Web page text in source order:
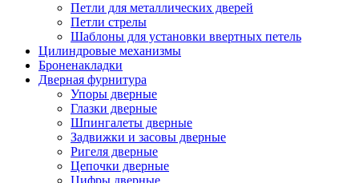
Петли для металлических дверей
Петли стрелы
Шаблоны для установки ввертных петель
Цилиндровые механизмы
Броненакладки
Дверная фурнитура
Упоры дверные
Глазки дверные
Шпингалеты дверные
Задвижки и засовы дверные
Ригеля дверные
Цепочки дверные
Цифры дверные